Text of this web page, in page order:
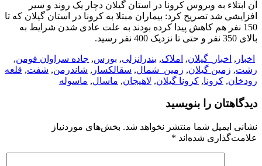
آن ابتلاء به ویروس کرونا در استان گیلان دچار یک روند و سیر
افزایشی شد تصریح کرد: بیماران مبتلا به کرونا در استان گیلان که تا
150 نفر هم کاهش پیدا کرده بودند به علت عادی شدن شرایط به
بالای 350 نفر و حتی تا نزدیک 400 نفر رسید.
اخبار , اخبار_گیلان, املاک, بندرانزلی, بورس, جاده سراوان فومن,
رشت, زمین گیلان, زمین_شمال, سقالکسار , شاندرمن, شفت, قلعه
رودخان, کرونا, کرونا گیلان, لاهیجان, ماسال, ماسوله
دیدگاهتان را بنویسید
نشانی ایمیل شما منتشر نخواهد شد. بخش‌های موردنیاز
علامت‌گذاری شده‌اند *